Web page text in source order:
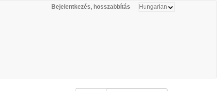
Bejelentkezés, hosszabbítás